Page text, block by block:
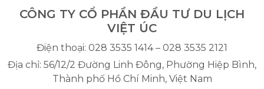
CÔNG TY CỔ PHẦN ĐẦU TƯ DU LỊCH
VIỆT ÚC
Điện thoại: 028 3535 1414 – 028 3535 2121
Địa chỉ: 56/12/2 Đường Linh Đông, Phường Hiệp Bình,
Thành phố Hồ Chí Minh, Việt Nam